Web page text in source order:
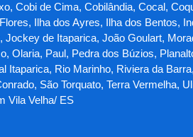
Cobi de Cima, Cobilândia, Cocal,
Ilha dos Ayres, Ilha dos Bentos,
de Itaparica, João Goulart,
Olaria, Paul, Pedra dos Búzios,
Rio Marinho, Riviera da
São Torquato, Terra Vermelha,
Vila Velha/ ES